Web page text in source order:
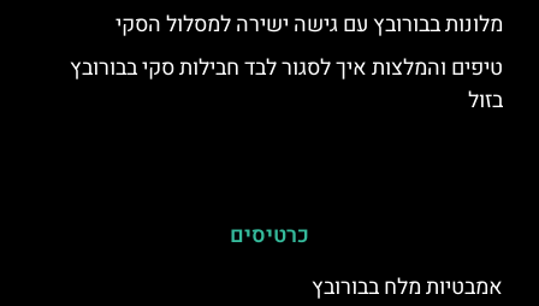
מלונות בבורובץ עם גישה ישירה למסלול הסקי
טיפים והמלצות איך לסגור לבד חבילות סקי בבורובץ
בזול
כרטיסים
אמבטיות מלח בבורובץ